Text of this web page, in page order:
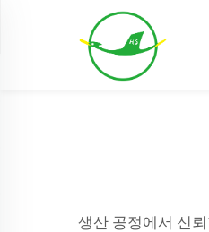
생산 공정에서 신